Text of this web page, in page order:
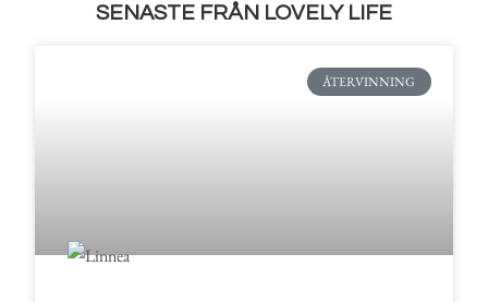
SENASTE FRÅN LOVELY LIFE
ÅTERVINNING